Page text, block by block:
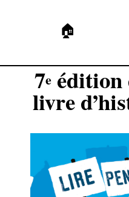
🏠
7eédition
livre